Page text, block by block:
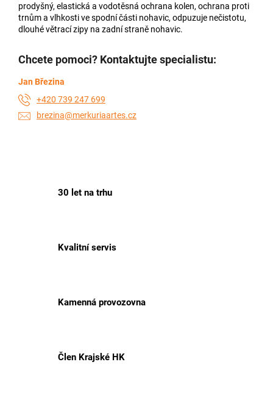
30 let na trhu
Kvalitní servis
Kamenná provozovna
Člen Krajské HK
prodyšný, elastická a vodotěsná ochrana kolen, ochrana proti
trnům a vlhkosti ve spodní části nohavic, odpuzuje nečistotu,
dlouhé větrací zipy na zadní straně nohavic.
Chcete pomoci? Kontaktujte specialistu:
Jan Březina
+420 739 247 699
brezina@merkuriaartes.cz